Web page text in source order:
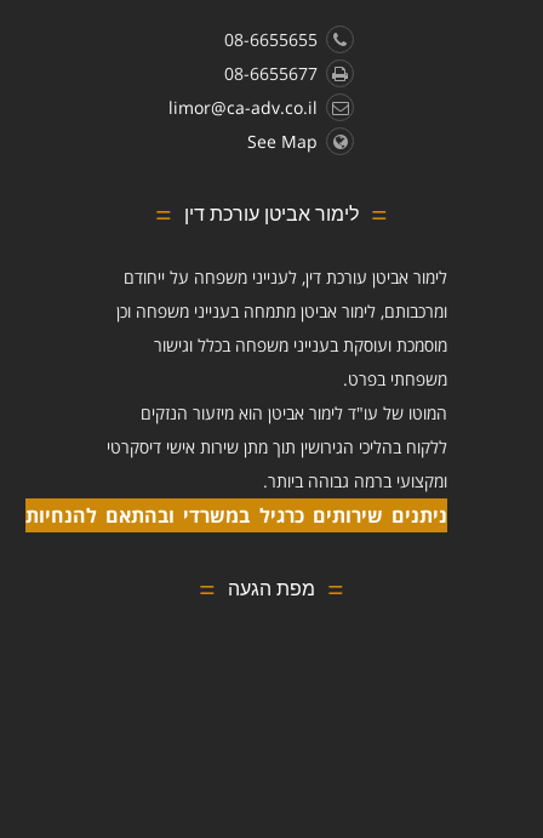
08-6655655
08-6655677
limor@ca-adv.co.il
See Map
לימור אביטן עורכת דין
לימור אביטן עורכת דין, לענייני משפחה על ייחודם
ומרכבותם, לימור אביטן מתמחה בענייני משפחה וכן
מוסמכת ועוסקת בענייני משפחה בכלל וגישור
משפחתי בפרט.
המוטו של עו"ד לימור אביטן הוא מיזעור הנזקים
ללקוח בהליכי הגירושין תוך מתן שירות אישי דיסקרטי
ומקצועי ברמה גבוהה ביותר.
ניתנים שירותים כרגיל במשרדי ובהתאם להנחיות
מפת הגעה